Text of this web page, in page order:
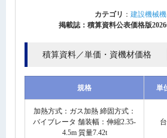
カテゴリ ： 建設機械
掲載誌：積算資料公表価格版
積算資料／単価・資機材価格
規格 単
加熱方式：ガス加熱 締固方式：
バイブレータ 舗装幅：伸縮2.35-
4.5m 質量7.42t
台